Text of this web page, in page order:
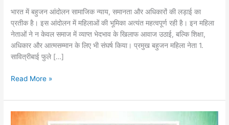
भारत में बहुजन आंदोलन सामाजिक न्याय, समानता और अधिकारों की लड़ाई का
प्रतीक है। इस आंदोलन में महिलाओं की भूमिका अत्यंत महत्वपूर्ण रही है। इन महिला
नेताओं ने न केवल समाज में व्याप्त भेदभाव के खिलाफ आवाज उठाई, बल्कि शिक्षा,
अधिकार और आत्मसम्मान के लिए भी संघर्ष किया। प्रमुख बहुजन महिला नेता 1.
सावित्रीबाई फुले […]
बहुजन
की
महिला
Read More »